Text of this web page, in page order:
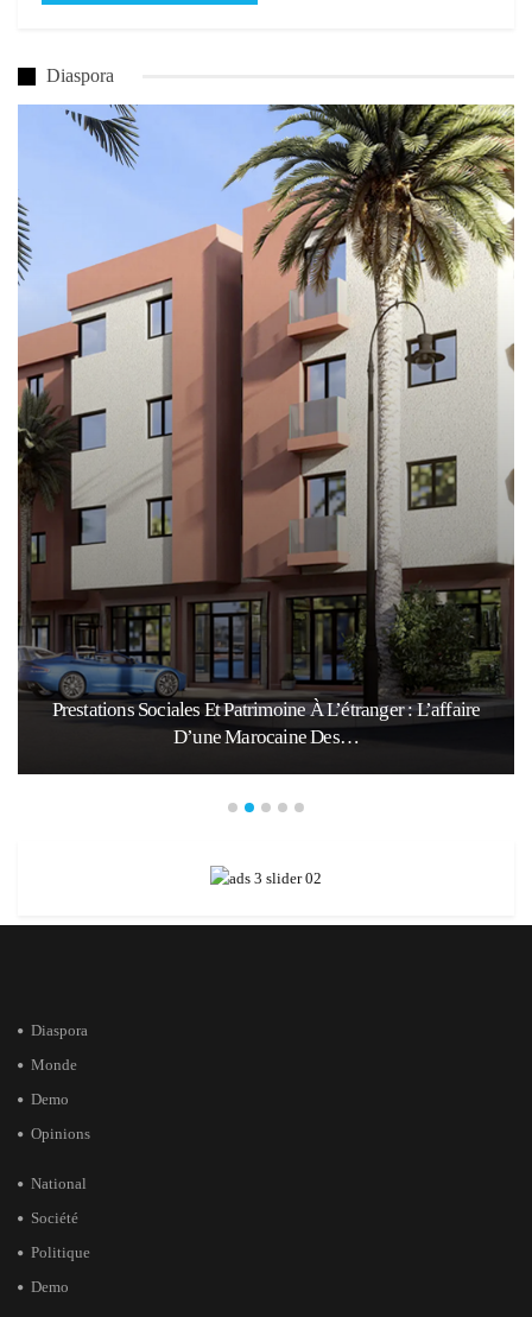
Diaspora
Prestations Sociales Et Patrimoine À L’étranger : L’affaire
D’une Marocaine Des…
Diaspora
Monde
Demo
Opinions
National
Société
Politique
Demo